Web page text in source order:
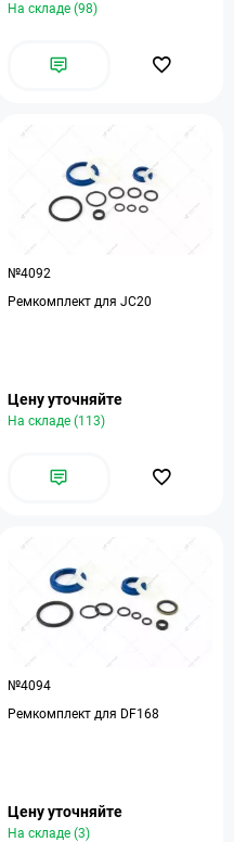
На складе (98)
№4092
Ремкомплект для JC20
Цену уточняйте
На складе (113)
№4094
Ремкомплект для DF168
Цену уточняйте
На складе (3)